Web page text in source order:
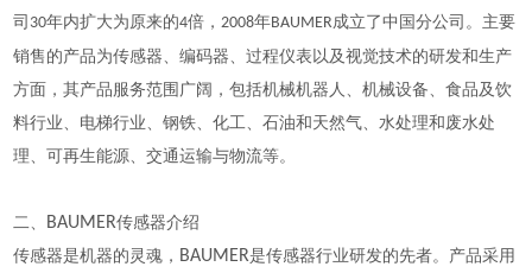
司 30年内扩大为原来的4倍，2008年BAUMER成立了中国分公司。主要
销售的产品为传感器、编码器、过程仪表以及视觉技术的研发和生产
方面，其产品服务范围广阔，包括机械机器人、机械设备、食品及饮
料行业、电梯行业、钢铁、化工、石油和天然气、水处理和废水处
理、可再生能源、交通运输与物流等。
二、 BAUMER传感器介绍
传感器是机器的灵魂， BAUMER是传感器行业研发的先者。产品采用